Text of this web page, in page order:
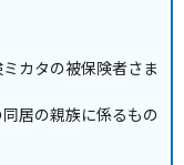
カタの被保険者さま
居の親族に係るもの